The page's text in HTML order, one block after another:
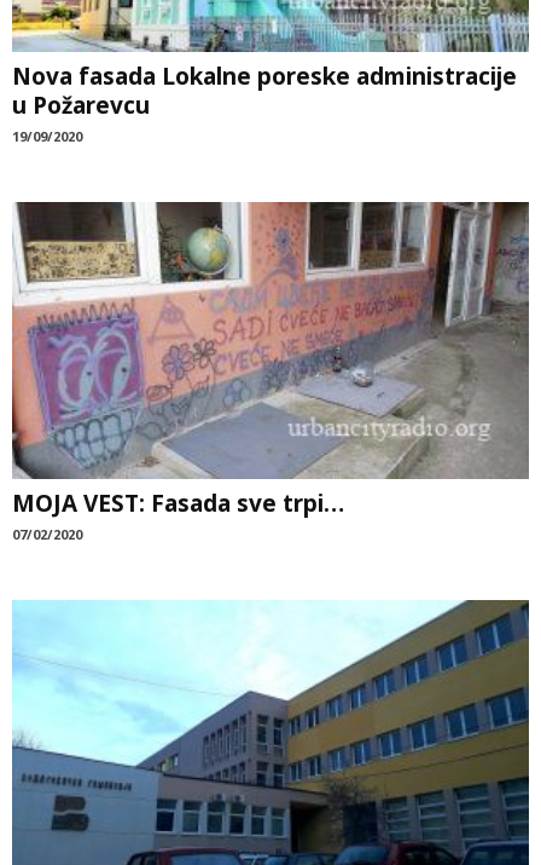
Nova fasada Lokalne poreske administracije
u Požarevcu
19/09/2020
MOJA VEST: Fasada sve trpi…
07/02/2020